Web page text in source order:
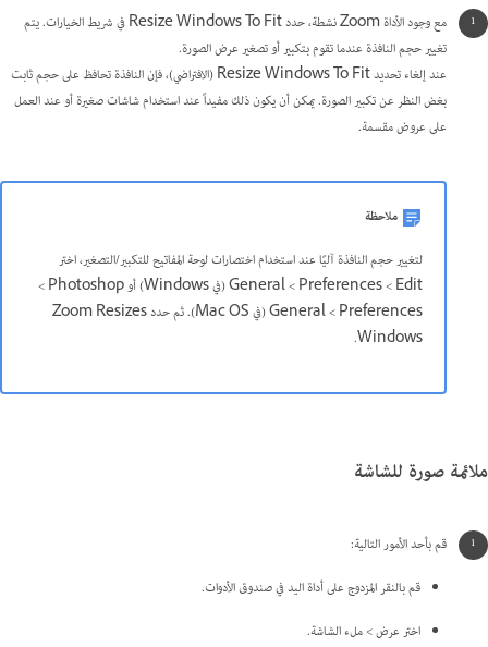
مع وجود الأداة Zoom نشطة، حدد Resize Windows To Fit في شريط الخيارات. يتم
تغيير حجم النافذة عندما تقوم بتكبير أو تصغير عرض الصورة.
عند إلغاء تحديد Resize Windows To Fit (الافتراضي)، فإن النافذة تحافظ على حجم ثابت
بغض النظر عن تكبير الصورة. يمكن أن يكون ذلك مفيداً عند استخدام شاشات صغيرة أو عند العمل
على عروض مقسمة.
ملاحظة
لتغيير حجم النافذة آليًا عند استخدام اختصارات لوحة المفاتيح للتكبير/التصغير، اختر
Edit >‏ Preferences >‏ General (في Windows) أو Photoshop >‏
Preferences >‏ General (في Mac OS). ثم حدد Zoom Resizes
Windows.
ملائمة صورة للشاشة
قم بأحد الأمور التالية:
قم بالنقر المزدوج على أداة اليد في صندوق الأدوات.
اختر عرض > ملء الشاشة.